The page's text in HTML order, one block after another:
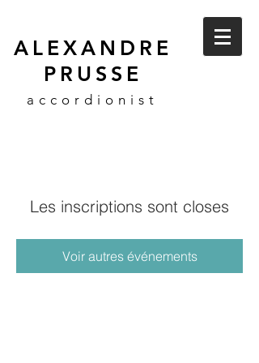
ALEXANDRE
PRUSSE
accordionist
Les inscriptions sont closes
Voir autres événements